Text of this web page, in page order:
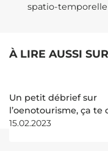
spatio-temporelle
À LIRE AUSSI
Un petit débrief sur
l’oenotourisme, ça te
15.02.2023